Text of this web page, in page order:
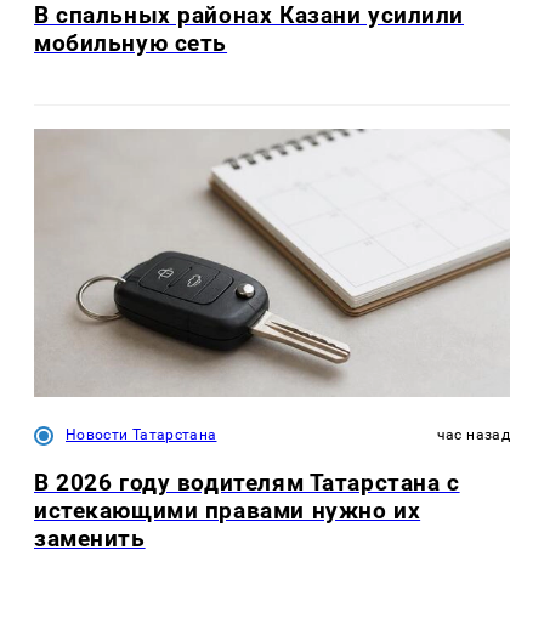
В спальных районах Казани усилили
мобильную сеть
Новости Татарстана час назад
В 2026 году водителям Татарстана с
истекающими правами нужно их
заменить